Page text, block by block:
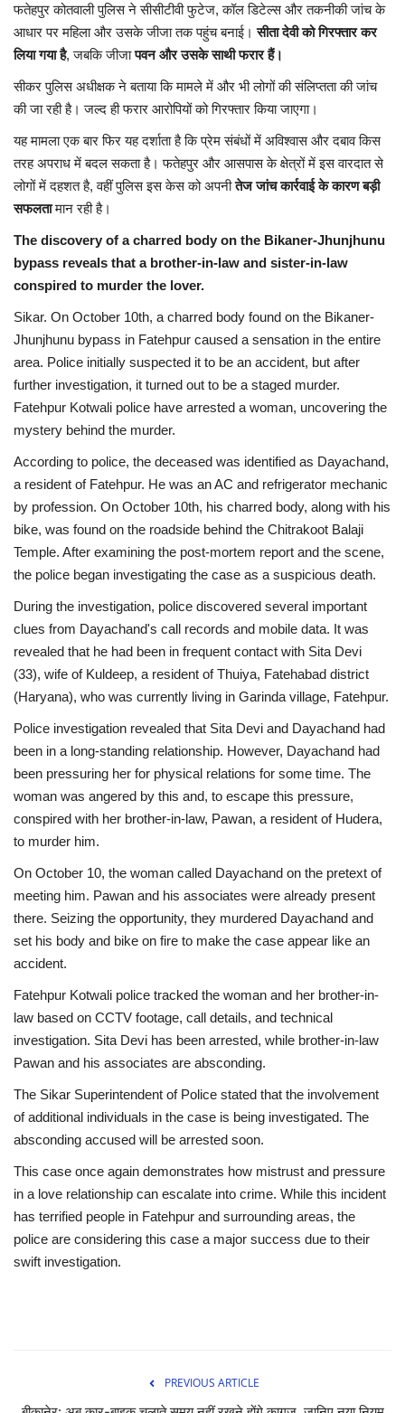
फतेहपुर कोतवाली पुलिस ने सीसीटीवी फुटेज, कॉल डिटेल्स और तकनीकी जांच के
आधार पर महिला और उसके जीजा तक पहुंच बनाई।सीता देवी को गिरफ्तार कर
लिया गया है, जबकि जीजापवन और उसके साथी फरार हैं।
सीकर पुलिस अधीक्षक ने बताया कि मामले में और भी लोगों की संलिप्तता की जांच
की जा रही है। जल्द ही फरार आरोपियों को गिरफ्तार किया जाएगा।
यह मामला एक बार फिर यह दर्शाता है कि प्रेम संबंधों में अविश्वास और दबाव किस
तरह अपराध में बदल सकता है। फतेहपुर और आसपास के क्षेत्रों में इस वारदात से
लोगों में दहशत है, वहीं पुलिस इस केस को अपनीतेज जांच कार्रवाई के कारण बड़ी
सफलतामान रही है।
The discovery of a charred body on the Bikaner-Jhunjhunu
bypass reveals that a brother-in-law and sister-in-law
conspired to murder the lover.
Sikar. On October 10th, a charred body found on the Bikaner-
Jhunjhunu bypass in Fatehpur caused a sensation in the entire
area. Police initially suspected it to be an accident, but after
further investigation, it turned out to be a staged murder.
Fatehpur Kotwali police have arrested a woman, uncovering the
mystery behind the murder.
According to police, the deceased was identified as Dayachand,
a resident of Fatehpur. He was an AC and refrigerator mechanic
by profession. On October 10th, his charred body, along with his
bike, was found on the roadside behind the Chitrakoot Balaji
Temple. After examining the post-mortem report and the scene,
the police began investigating the case as a suspicious death.
During the investigation, police discovered several important
clues from Dayachand's call records and mobile data. It was
revealed that he had been in frequent contact with Sita Devi
(33), wife of Kuldeep, a resident of Thuiya, Fatehabad district
(Haryana), who was currently living in Garinda village, Fatehpur.
Police investigation revealed that Sita Devi and Dayachand had
been in a long-standing relationship. However, Dayachand had
been pressuring her for physical relations for some time. The
woman was angered by this and, to escape this pressure,
conspired with her brother-in-law, Pawan, a resident of Hudera,
to murder him.
On October 10, the woman called Dayachand on the pretext of
meeting him. Pawan and his associates were already present
there. Seizing the opportunity, they murdered Dayachand and
set his body and bike on fire to make the case appear like an
accident.
Fatehpur Kotwali police tracked the woman and her brother-in-
law based on CCTV footage, call details, and technical
investigation. Sita Devi has been arrested, while brother-in-law
Pawan and his associates are absconding.
The Sikar Superintendent of Police stated that the involvement
of additional individuals in the case is being investigated. The
absconding accused will be arrested soon.
This case once again demonstrates how mistrust and pressure
in a love relationship can escalate into crime. While this incident
has terrified people in Fatehpur and surrounding areas, the
police are considering this case a major success due to their
swift investigation.
PREVIOUS ARTICLE